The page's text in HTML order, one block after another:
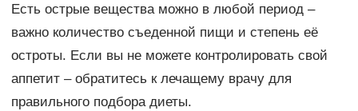
Есть острые вещества можно в любой период –
важно количество съеденной пищи и степень её
остроты. Если вы не можете контролировать свой
аппетит – обратитесь к лечащему врачу для
правильного подбора диеты.